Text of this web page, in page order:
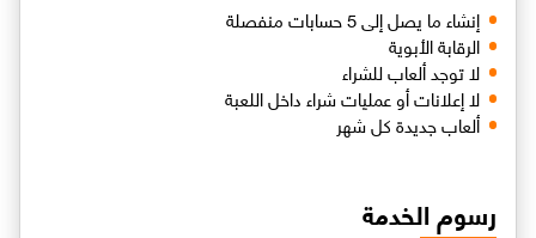
إنشاء ما يصل إلى 5 حسابات منفصلة
الرقابة الأبوية
لا توجد ألعاب للشراء
لا إعلانات أو عمليات شراء داخل اللعبة
ألعاب جديدة كل شهر
رسوم الخدمة